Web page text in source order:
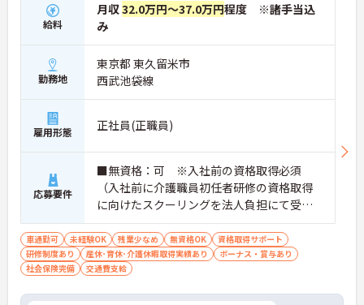
給料
月収32.0万円～37.0万円程度 ※諸手当込
み
勤務地
東京都 東久留米市
西武池袋線
雇用形態 正社員(正職員)
応募要件
■無資格：可 ※入社前の資格取得必須
（入社前に介護職員初任者研修の資格取得
に向けたスクーリングを法人負担にて受講
していただきます。） ■実務経験：不問
車通勤可 未経験OK 残業少なめ 無資格OK
資格取得サポート
研修制度あり
産休･育休･介護休暇取得実績あり
ボーナス・賞与あり
社会保険完備
交通費支給